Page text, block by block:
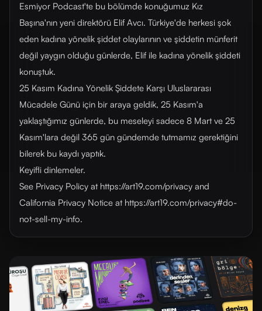
Esmiyor Podcast'te bu bölümde konuğumuz Kız
Başına'nın yeni direktörü Elif Avcı. Türkiye'de herkesi şok
eden kadına yönelik şiddet olaylarının ve şiddetin münferit
değil yaygın olduğu günlerde, Elif ile kadına yönelik şiddeti
konuştuk.
25 Kasım Kadına Yönelik Şiddete Karşı Uluslararası
Mücadele Günü için bir araya geldik, 25 Kasım'a
yaklaştığımız günlerde, bu meseleyi sadece 8 Mart ve 25
Kasım'lara değil 365 gün gündemde tutmamız gerektiğini
bilerek bu kaydı yaptık.
Keyifli dinlemeler.
See Privacy Policy at https://art19.com/privacy and
California Privacy Notice at https://art19.com/privacy#do-
not-sell-my-info.